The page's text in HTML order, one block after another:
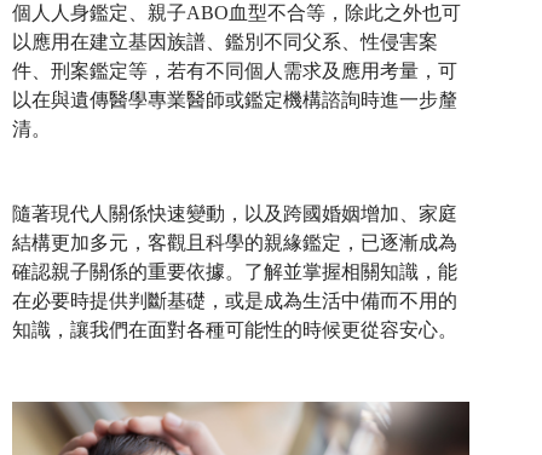
個人人身鑑定、親子ABO血型不合等，除此之外也可
以應用在建立基因族譜、鑑別不同父系、性侵害案
件、刑案鑑定等，若有不同個人需求及應用考量，可
以在與遺傳醫學專業醫師或鑑定機構諮詢時進一步釐
清。
隨著現代人關係快速變動，以及跨國婚姻增加、家庭
結構更加多元，客觀且科學的親緣鑑定，已逐漸成為
確認親子關係的重要依據。了解並掌握相關知識，能
在必要時提供判斷基礎，或是成為生活中備而不用的
知識，讓我們在面對各種可能性的時候更從容安心。